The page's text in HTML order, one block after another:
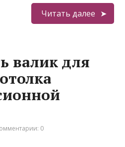
Читать далее
валик для
0